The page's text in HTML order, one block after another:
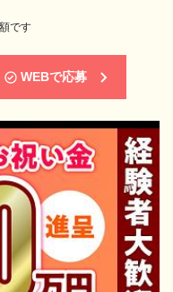
です
WEBで応募